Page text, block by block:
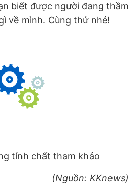
biết được người đang thầm
về mình. Cùng thử nhé!
tính chất tham khảo
(Nguồn: KKnews)